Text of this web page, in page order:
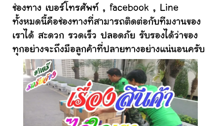
ช่องทาง เบอร์โทรศัพท์ , facebook , Line
ทั้งหมดนี้คือช่องทางที่สามารถติดต่อกับทีมงานของ
เราได้ สะดวก รวดเร็ว ปลอดภัย รับรองได้ว่าของ
ทุกอย่างจะถึงมือลูกค้าที่ปลายทางอย่างแน่นอนครับ